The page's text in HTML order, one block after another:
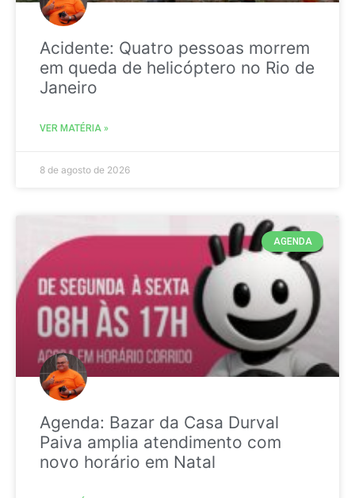
Acidente: Quatro pessoas morrem
em queda de helicóptero no Rio de
Janeiro
VER MATÉRIA »
8 de agosto de 2026
AGENDA
Agenda: Bazar da Casa Durval
Paiva amplia atendimento com
novo horário em Natal